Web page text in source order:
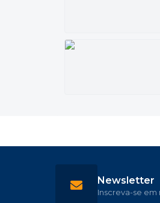
Newsletter
Inscreva-se